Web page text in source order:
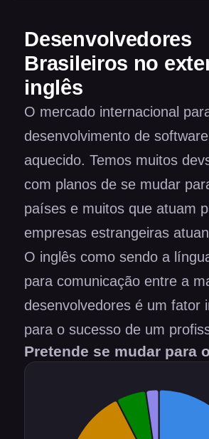
Desenvolvedores
Brasileiros no
inglês
O mercado internacional
desenvolvimento de
aquecido. Temos muitos
com planos de se mudar
países e muitos que atuam
empresas estrangeiras
O inglês como sendo a
para comunicação entre a
desenvolvedores é um fator
para o sucesso de um
Pretende se mudar para